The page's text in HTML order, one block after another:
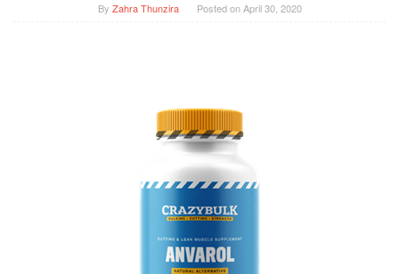
By Zahra Thunzira Posted onApril 30, 2020